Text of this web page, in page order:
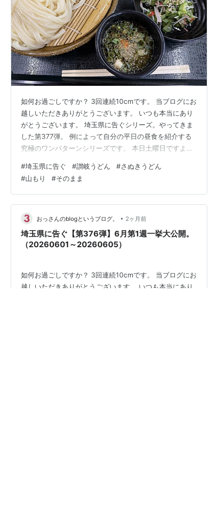
如何お過ごしですか？ 3回連続10cmです。 当ブログにお
越しいただきありがとうございます。 いつも本当にあり
がとうございます。 埼玉県に告ぐシリーズ。やってきま
した第377弾。 例によって自分の平日の昼食を紹介する
究極のワンパターンシリーズです。 本日土曜日ですよ。
［sankairenzoku10cm］は適格販売により収入を得てい
ます。 まえがき。 6月第2週。 編集後記 まえがき。 前回
は同シリーズ第376弾で2026年6月第1週の昼食を紹介さ
せていただきました。 www.sankairenzoku10cm.blue 今
回は2026年6月第2週です…
#埼玉県に告ぐ #讃岐うどん #さぬきうどん
#山もり #そのまま
おっさんのblogというブログ。 • 2ヶ月前
埼玉県に告ぐ【第376弾】6月第1週一挙大公開。
（20260601～20260605）